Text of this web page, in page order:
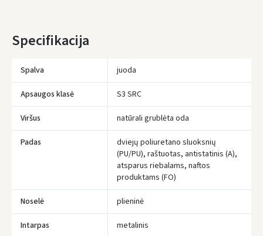
Specifikacija
Spalva juoda
Apsaugos klasė S3 SRC
Viršus natūrali grublėta oda
Padas
dviejų poliuretano sluoksnių
(PU/PU), raštuotas, antistatinis (A),
atsparus riebalams, naftos
produktams (FO)
Noselė plieninė
Intarpas metalinis
Įvertinimas: